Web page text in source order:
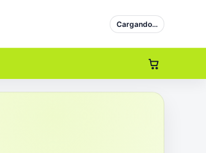
Cargando...